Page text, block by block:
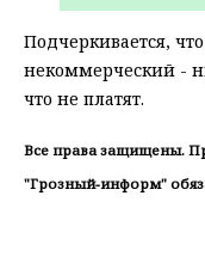
Подчеркивается,
некоммерческий -
что не платят.
Все права защищены.
"Грозный-информ"